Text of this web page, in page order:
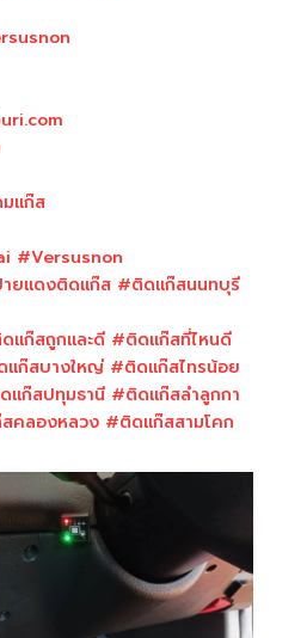
แก๊ส
#Versusnon
ยแดงติดแก๊ส #ติดแก๊สนนทบุรี
แก๊สถูกและดี #ติดแก๊สที่ไหนดี
ก๊สบางใหญ่ #ติดแก๊สไทรน้อย
แก๊สปทุมธานี #ติดแก๊สลำลูกกา
คลองหลวง #ติดแก๊สสามโคก